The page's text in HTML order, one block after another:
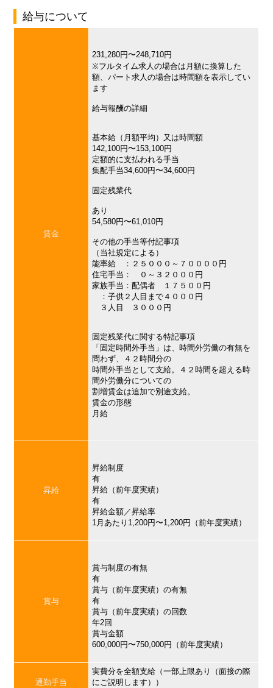
給与について
賃金
231,280円〜248,710円
※フルタイム求人の場合は月額に換算した
額、パート求人の場合は時間額を表示してい
ます
給与報酬の詳細
基本給（月額平均）又は時間額
142,100円〜153,100円
定額的に支払われる手当
集配手当34,600円〜34,600円
固定残業代
あり
54,580円〜61,010円
その他の手当等付記事項
（当社規定による）
能率給 ：２５０００～７００００円
住宅手当： ０～３２０００円
家族手当：配偶者 １７５００円
：子供２人目まで４０００円
３人目 ３０００円
固定残業代に関する特記事項
「固定時間外手当」は、時間外労働の有無を
問わず、４２時間分の
時間外手当として支給。４２時間を超える時
間外労働分についての
割増賃金は追加で別途支給。
賃金の形態
月給
昇給
昇給制度
有
昇給（前年度実績）
有
昇給金額／昇給率
1月あたり1,200円〜1,200円（前年度実績）
賞与
賞与制度の有無
有
賞与（前年度実績）の有無
有
賞与（前年度実績）の回数
年2回
賞与金額
600,000円〜750,000円（前年度実績）
通勤手当
実費分を全額支給（一部上限あり（面接の際
にご説明します））